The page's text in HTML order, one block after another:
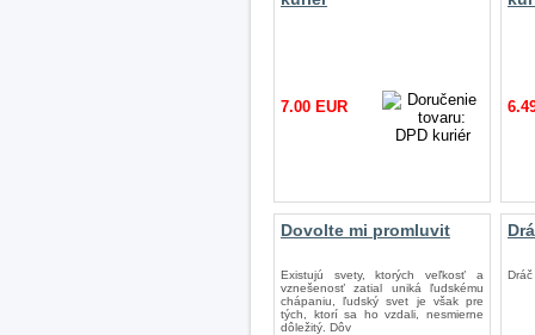
7.00 EUR
Dovolte mi promluvit
Existujú svety, ktorých veľkosť a
vznešenosť zatial uniká ľudskému
chápaniu, ľudský svet je však pre
tých, ktorí sa ho vzdali, nesmierne
dôležitý. Dôv